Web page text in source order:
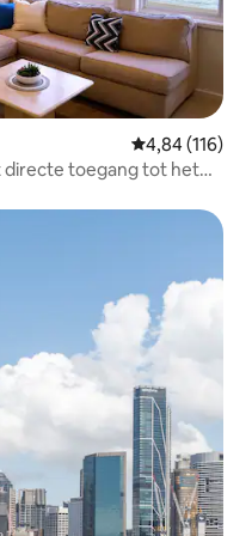
Gemiddelde
4,84 (116)
toegang tot het